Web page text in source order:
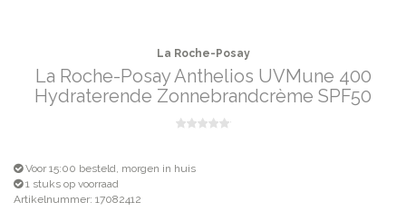
La Roche-Posay
La Roche-Posay Anthelios UVMune 400
Hydraterende Zonnebrandcrème SPF50
Voor 15:00 besteld, morgen in huis
1 stuks op voorraad
Artikelnummer: 17082412